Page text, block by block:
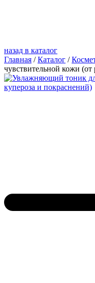
назад в каталог
Главная /Каталог /
чувствительной кожи (от